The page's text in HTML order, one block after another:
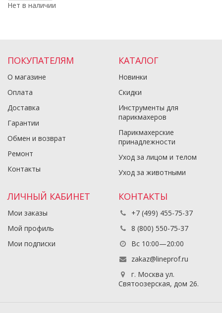
Нет в наличии
ПОКУПАТЕЛЯМ
О магазине
Оплата
Доставка
Гарантии
Обмен и возврат
Ремонт
Контакты
КАТАЛОГ
Новинки
Скидки
Инструменты для
парикмахеров
Парикмахерские
принадлежности
Уход за лицом и телом
Уход за животными
ЛИЧНЫЙ КАБИНЕТ
Мои заказы
Мой профиль
Мои подписки
КОНТАКТЫ
+7 (499) 455-75-37
8 (800) 550-75-37
Вс 10:00—20:00
zakaz@lineprof.ru
г. Москва ул.
Святоозерская, дом 26.